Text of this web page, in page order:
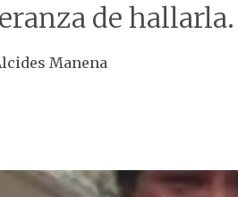
de hallarla.
Manena